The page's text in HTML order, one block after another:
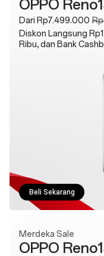
OPPO
Dari Rp7.499.000
Diskon Langsung
Ribu, dan Bank
Beli Sekarang
Merdeka Sale
OPPO